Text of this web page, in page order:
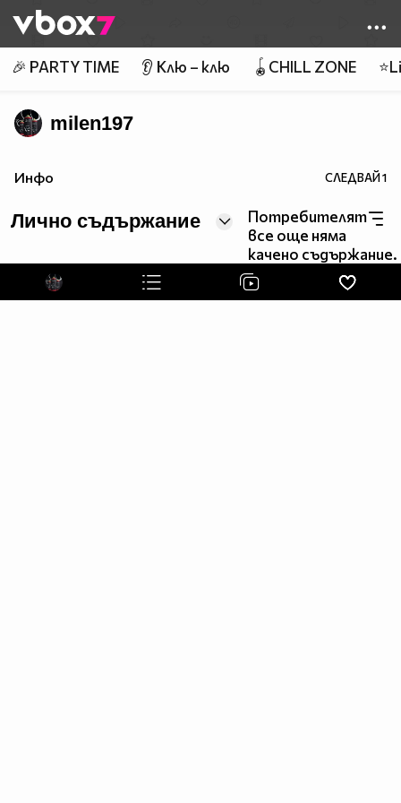
👾
🎉 PARTY TIME 👂 Клю – клю 🪀CHILL ZONE
milen197
Инфо СЛЕДВАЙ1
Лично съдържание
Потребителят
все още няма
качено съдържание.